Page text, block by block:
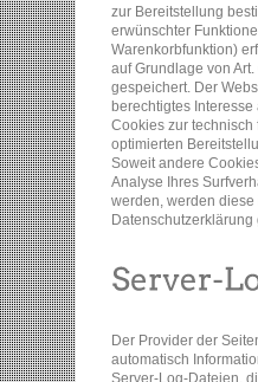
zur Bereitstellung
erwünschter
Warenkorbfunktion)
auf Grundlage von Art.
gespeichert. Der
berechtigtes
Cookies zur technisch
optimierten
Soweit andere
Analyse Ihres
werden, werden diese
Der Provider der
automatisch
Server-Log-Dateien,